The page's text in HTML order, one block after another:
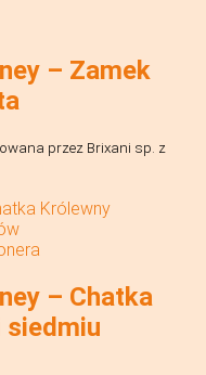
– Zamek
przez Brixani sp. z
– Chatka
siedmiu